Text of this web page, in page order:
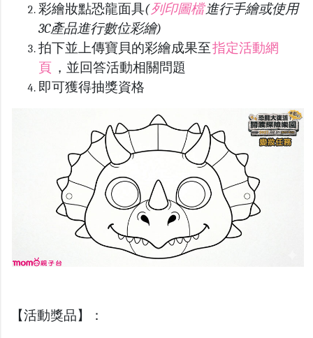
彩繪妝點恐龍面具(列印圖檔進行手繪或使用
3C產品進行數位彩繪)
拍下並上傳寶貝的彩繪成果至指定活動網
頁 ，並回答活動相關問題
即可獲得抽獎資格
【活動獎品】：